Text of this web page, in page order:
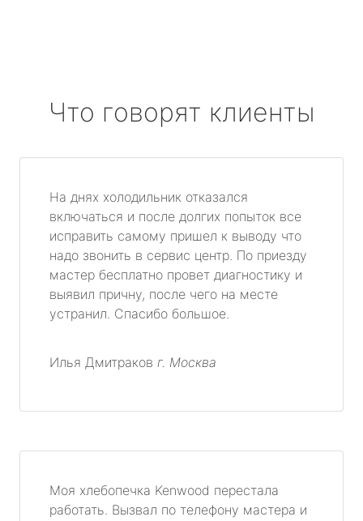
Что говорят клиенты
На днях холодильник отказался
включаться и после долгих попыток все
исправить самому пришел к выводу что
надо звонить в сервис центр. По приезду
мастер бесплатно провет диагностику и
выявил причну, после чего на месте
устранил. Спасибо большое.
Илья Дмитраков г. Москва
Моя хлебопечка Kenwood перестала
работать. Вызвал по телефону мастера и